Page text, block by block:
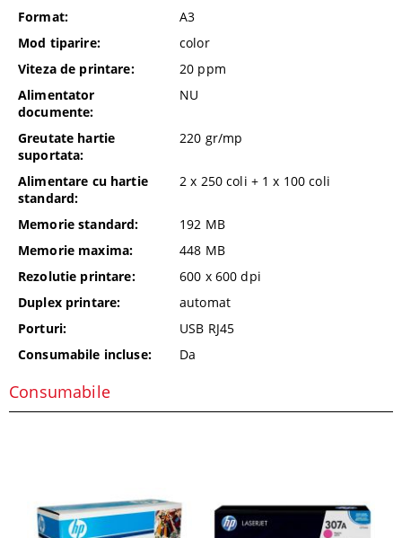
Format:
A3
Mod tiparire:
color
Viteza de printare:
20 ppm
Alimentator
documente:
NU
Greutate hartie
suportata:
220 gr/mp
Alimentare cu hartie
standard:
2 x 250 coli + 1 x 100 coli
Memorie standard:
192 MB
Memorie maxima:
448 MB
Rezolutie printare:
600 x 600dpi
Duplex printare:
automat
Porturi:
USB RJ45
Consumabile incluse:
Da
Consumabile